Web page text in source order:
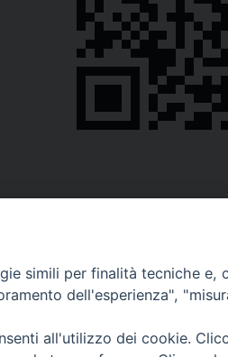
simili per finalità tecniche
dell'esperienza",
all'utilizzo dei cookie.